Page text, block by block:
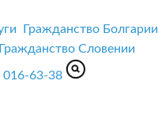
Гражданство Болгарии
Гражданство Словении
016-63-38